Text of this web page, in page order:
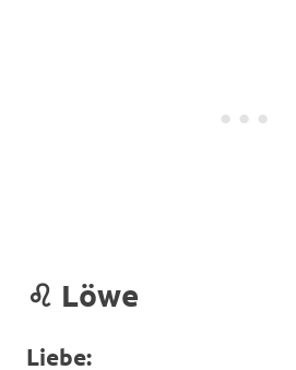
♌ Löwe
Liebe: